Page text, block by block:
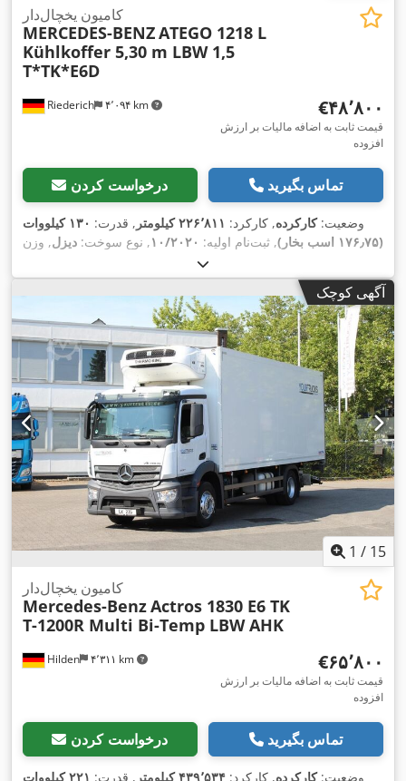
Riederich ۴٬۰۹۴ km
کامیون یخچال‌دار
MERCEDES-BENZATEGO 1218 L
Kühlkoffer 5,30 m LBW 1,5
T*TK*E6D
‎€۴۸٬۸۰۰
قیمت ثابت به اضافه مالیات بر ارزش
افزوده
درخواست کردن تماس بگیرید
وضعیت:کارکرده, کارکرد: ۲۲۶٬۸۱۱ کیلومتر , قدرت:
۱۳۰ کیلووات
(۱۷۶٫۷۵ اسب بخار)
, ثبت‌نام اولیه: ۱۰/۲۰۲۰, نوع سوخت: دیزل, وزن
, پیکربندی محور:
چرخ‌دنده:مکانیکی, کلاس انتشار:یورو ۶ , حجم فضای بارگیری:۳۰
متر مکعب, طول فضای بارگیری:۵٬۳۰۰ میلی‌متر
, عرض فضای
بارگیری:۲٬۴۵۰ میلی‌متر , ارتفاع فضای بارگیری: ۲٬۳۰۰ میلی‌متر
,
سال ساخت:۲۰۲۰ , تجهیزات:اِی‌بی‌اِس‎, بالابر عقب, برنامه پایداری
الکترونیکی (ESP), تهویه مطبوع,
آگهی کوچک
1 / 15
Hilden ۴٬۳۱۱ km
کامیون یخچال‌دار
Mercedes-BenzActros 1830 E6 TK
T-1200R Multi Bi-Temp LBW AHK
‎€۶۵٬۸۰۰
قیمت ثابت به اضافه مالیات بر ارزش
افزوده
درخواست کردن تماس بگیرید
وضعیت:کارکرده, کارکرد: ۴۳۹٬۵۳۴ کیلومتر , قدرت: ۲۲۱ کیلووات